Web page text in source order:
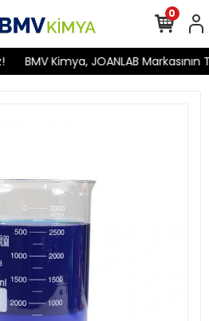
BMV Kimya, JOANLAB
0